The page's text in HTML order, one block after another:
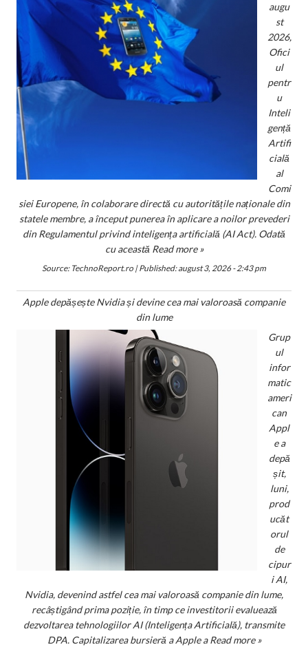
augu
st
2026,
Ofici
ul
pentr
u
Inteli
gență
Artifi
cială
al
Comi
siei Europene, în colaborare directă cu autoritățile naționale din
statele membre, a început punerea în aplicare a noilor prevederi
din Regulamentul privind inteligența artificială (AI Act). Odată
cu această Read more »
Source: TechnoReport.ro |Published:august 3, 2026 - 2:43 pm
Apple depășește Nvidia și devine cea mai valoroasă companie
din lume
Grup
ul
infor
matic
ameri
can
Appl
e a
depă
șit,
luni,
prod
ucăt
orul
de
cipur
i AI,
Nvidia, devenind astfel cea mai valoroasă companie din lume,
recâștigând prima poziție, în timp ce investitorii evaluează
dezvoltarea tehnologiilor AI (Inteligența Artificială), transmite
DPA. Capitalizarea bursieră a Apple aRead more »